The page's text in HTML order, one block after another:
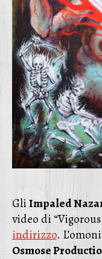
GliImpaled
video di
indirizzo.
Osmose